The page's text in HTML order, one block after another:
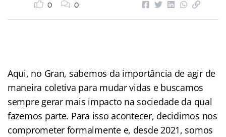
0 0
Aqui, no Gran, sabemos da importância de agir de
maneira coletiva para mudar vidas e buscamos
sempre gerar mais impacto na sociedade da qual
fazemos parte. Para isso acontecer, decidimos nos
comprometer formalmente e, desde 2021, somos